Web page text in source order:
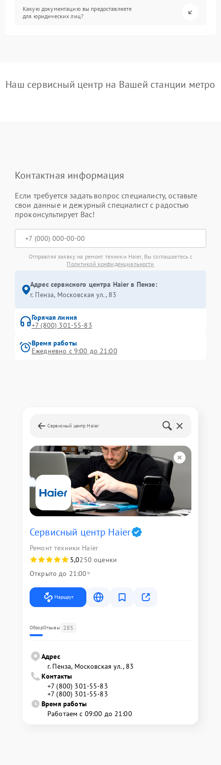
Какую документацию вы предоставляете
для юридических лиц?
Наш сервисный центр на Вашей станции метро
Контактная информация
Если требуется задать вопрос специалисту, оставьте
свои данные и дежурный специалист с радостью
проконсультирует Вас!
Отправляя заявку на ремонт техники Haier, Вы соглашаетесь с
Политикой конфиденциальности
Адрес сервисного центра Haier в Пензе:
г. Пенза, Московская ул., 83
Горячая линия
+7 (800) 301-55-83
Время работы
Ежедневно с 9:00 до 21:00
Сервисный центр Haier
Сервисный центр Haier
Ремонт техники Haier
5,0250 оценки
Открыто до 21:00
Маршрут
ОбзорОтзывы 285
Адрес
г. Пенза, Московская ул., 83
Контакты
+7 (800) 301-55-83
+7 (800) 301-55-83
Время работы
Работаем с 09:00 до 21:00